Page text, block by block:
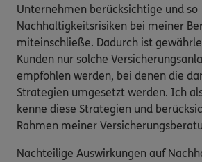
Unternehmen berücksichtige und so
Nachhaltigkeitsrisiken bei meiner
miteinschließe. Dadurch ist
Kunden nur solche
empfohlen werden, bei denen die
Strategien umgesetzt werden. Ich
kenne diese Strategien und
Rahmen meiner
Nachteilige Auswirkungen auf